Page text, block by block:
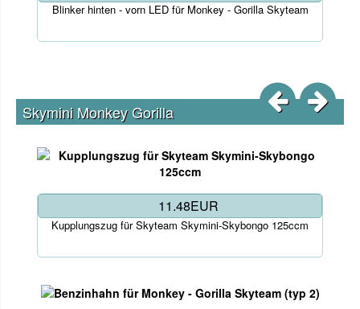
Blinker hinten - vorn LED für Monkey - Gorilla Skyteam
Skymini Monkey Gorilla
11.48EUR
Kupplungszug für Skyteam Skymini-Skybongo 125ccm